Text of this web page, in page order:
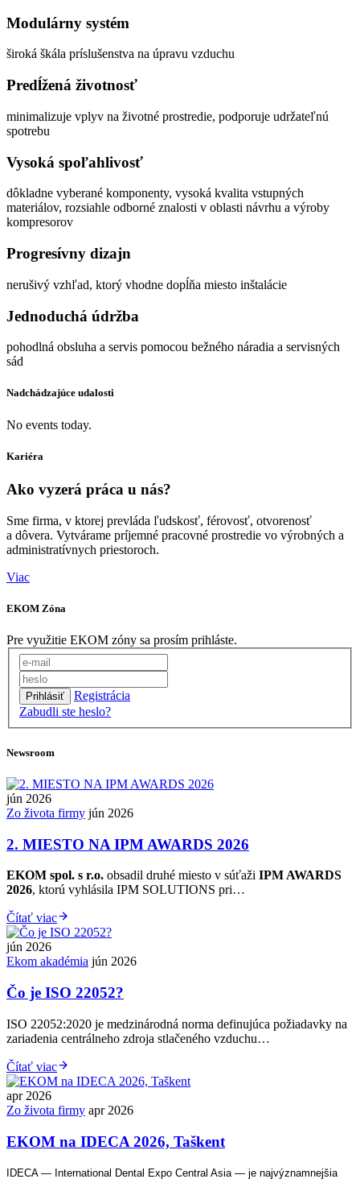
Modulárny systém
široká škála príslušenstva na úpravu vzduchu
Predĺžená životnosť
minimalizuje vplyv na životné prostredie, podporuje udržateľnú
spotrebu
Vysoká spoľahlivosť
dôkladne vyberané komponenty, vysoká kvalita vstupných
materiálov, rozsiahle odborné znalosti v oblasti návrhu a výroby
kompresorov
Progresívny dizajn
nerušivý vzhľad, ktorý vhodne dopĺňa miesto inštalácie
Jednoduchá údržba
pohodlná obsluha a servis pomocou bežného náradia a servisných
sád
Nadchádzajúce udalosti
No events today.
Kariéra
Ako vyzerá práca u nás?
Sme firma, v ktorej prevláda ľudskosť, férovosť, otvorenosť
a dôvera. Vytvárame príjemné pracovné prostredie vo výrobných a
administratívnych priestoroch.
Viac
EKOM Zóna
Pre využitie EKOM zóny sa prosím prihláste.
Registrácia
Zabudli ste heslo?
Newsroom
jún 2026
Zo života firmy jún 2026
2. MIESTO NA IPM AWARDS 2026
EKOM spol. s r.o. obsadil druhé miesto v súťaži IPM AWARDS
2026, ktorú vyhlásila IPM SOLUTIONS pri…
Čítať viac
jún 2026
Ekom akadémia jún 2026
Čo je ISO 22052?
ISO 22052:2020 je medzinárodná norma definujúca požiadavky na
zariadenia centrálneho zdroja stlačeného vzduchu…
Čítať viac
apr 2026
Zo života firmy apr 2026
EKOM na IDECA 2026, Taškent
IDECA — International Dental Expo Central Asia — je najvýznamnejšia